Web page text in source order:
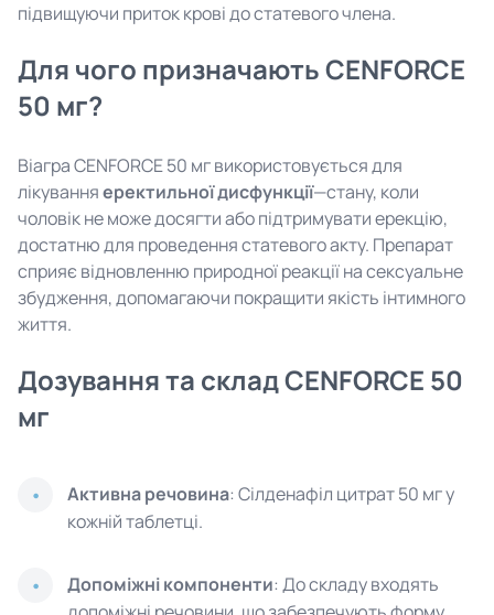
підвищуючи приток крові до статевого члена.
Для чого призначають CENFORCE
50 мг?
Віагра CENFORCE 50 мг використовується для
лікуванняеректильної дисфункції—стану, коли
чоловік не може досягти або підтримувати ерекцію,
достатню для проведення статевого акту. Препарат
сприяє відновленню природної реакції на сексуальне
збудження, допомагаючи покращити якість інтимного
життя.
Дозування та склад CENFORCE 50
мг
Активна речовина: Сілденафіл цитрат 50 мг у
кожній таблетці.
Допоміжні компоненти: До складу входять